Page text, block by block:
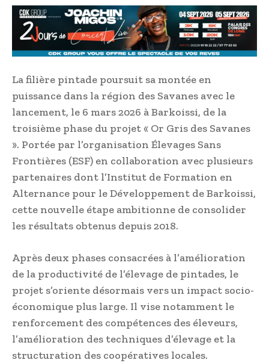
La filière pintade poursuit sa montée en
puissance dans la région des Savanes avec le
lancement, le 6 mars 2026 à Barkoissi, de la
troisième phase du projet « Or Gris des Savanes
». Portée par l’organisation Élevages Sans
Frontières (ESF) en collaboration avec plusieurs
partenaires dont l’Institut de Formation en
Alternance pour le Développement de Barkoissi,
cette nouvelle étape ambitionne de consolider
les résultats obtenus depuis 2018.
Après deux phases consacrées à l’amélioration
de la productivité de l’élevage de pintades, le
projet s’oriente désormais vers un impact socio-
économique plus large. Il vise notamment le
renforcement des compétences des éleveurs,
l’amélioration des techniques d’élevage et la
structuration des coopératives locales.